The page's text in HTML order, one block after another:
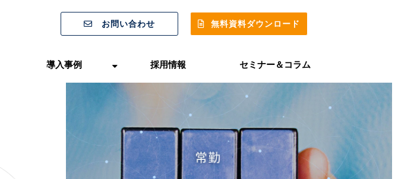
お問い合わせ 無料資料ダウンロード
導入事例 採用情報 セミナー＆コラム